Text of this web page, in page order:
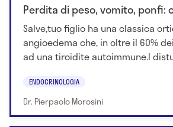
Perdita di peso, vomito, ponfi:
Salve,tuo figlio ha una classica
angioedema che, in oltre il 60%
ad una tiroidite autoimmune.I
ENDOCRINOLOGIA
Dr. Pierpaolo Morosini